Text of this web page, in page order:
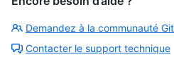
Demandez à la communauté
Contacter le support technique